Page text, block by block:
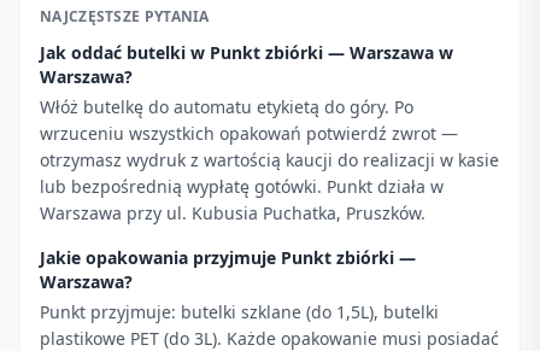
NAJCZĘSTSZE PYTANIA
Jak oddać butelki w Punkt zbiórki — Warszawa w
Warszawa?
Włóż butelkę do automatu etykietą do góry. Po
wrzuceniu wszystkich opakowań potwierdź zwrot —
otrzymasz wydruk z wartością kaucji do realizacji w kasie
lub bezpośrednią wypłatę gotówki. Punkt działa w
Warszawa przy ul. Kubusia Puchatka, Pruszków.
Jakie opakowania przyjmuje Punkt zbiórki —
Warszawa?
Punkt przyjmuje: butelki szklane (do 1,5L), butelki
plastikowe PET (do 3L). Każde opakowanie musi posiadać